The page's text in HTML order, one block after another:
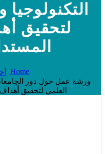
لتحقيق
Home
ورشة عمل حول دور
العلمي لتحقيق أهداف